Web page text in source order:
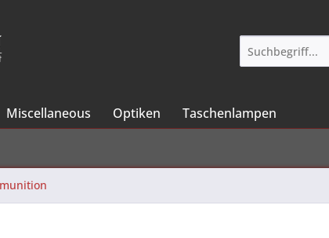
Miscellaneous Optiken Taschenlampen